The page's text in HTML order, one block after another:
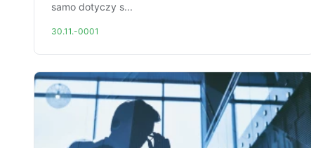
samo dotyczy s...
30.11.-0001